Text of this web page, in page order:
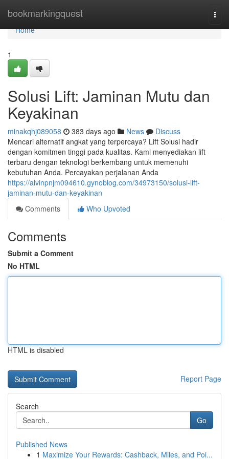
bookmarkingquest
Home
Home
1
Solusi Lift: Jaminan Mutu dan
Keyakinan
minakqhj089058 383 days ago News
Discuss
Mencari alternatif angkat yang terpercaya? Lift Solusi hadir
dengan komitmen tinggi pada kualitas. Kami menyediakan lift
terbaru dengan teknologi berkembang untuk memenuhi
kebutuhan Anda. Percayakan perjalanan Anda
https://alvinpnjm094610.gynoblog.com/34973150/solusi-lift-
jaminan-mutu-dan-keyakinan
Comments
Who Upvoted
Comments
Submit a Comment
No HTML
HTML is disabled
Report Page
Search
Go
Published News
1 Maximize Your Rewards: Cashback, Miles, and Poi...